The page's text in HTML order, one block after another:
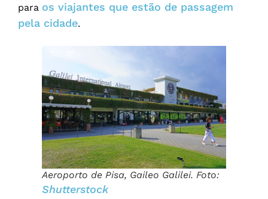
para os viajantes que estão de passagem
pela cidade.
Aeroporto de Pisa, Gaileo Galilei. Foto:
Shutterstock